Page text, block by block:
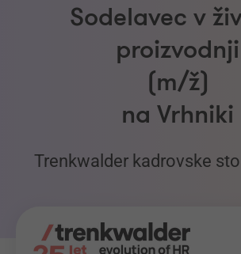
Sodelavec v
proizvodnji
(m/ž)
na Vrhniki
Trenkwalder kadrovske